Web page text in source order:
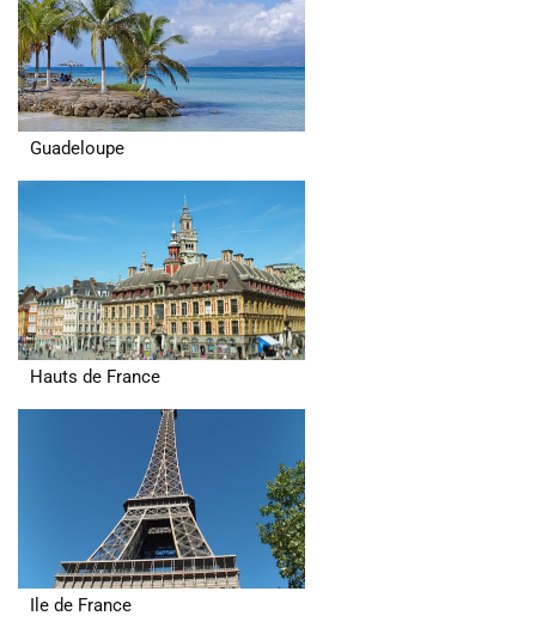
Guadeloupe
Hauts de France
Ile de France